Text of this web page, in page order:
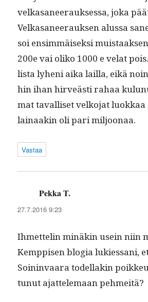
velka­sa­neer­auk­ses­sa, joka
Velka­sa­neer­auk­sen alus­sa
soi ensim­mäisek­si
200e vai oliko 1000 e velat
lista lyheni aika lail­la, eikä
hin ihan hirveästi rahaa
mat taval­liset velko­jat luokkaa
lainaakin oli pari miljoonaa.
Vastaa
Pekka T.
27.7.2016 9:23
Ihmettelin minäkin usein niin
Kemp­pisen blo­gia lukies­sani,
Soin­in­vaara todel­lakin
tunut ajat­tele­maan pehmeitä?